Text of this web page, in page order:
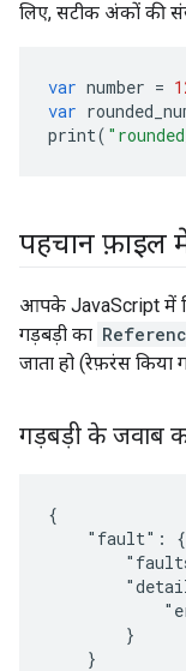
लिए, सटीक अंकों की
var number =
var
print(
पहचान फ़ाइल
आपके JavaScript में
गड़बड़ी का
जाता हो (रेफ़रंस किया
गड़बड़ी के जवाब
{
    "fault": {
        }
    }